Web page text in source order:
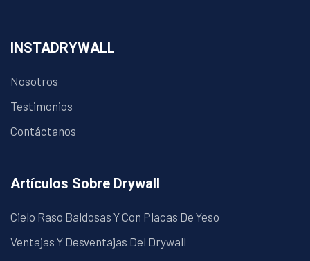
INSTADRYWALL
Nosotros
Testimonios
Contáctanos
Artículos Sobre Drywall
Cielo Raso Baldosas Y Con Placas De Yeso
Ventajas Y Desventajas Del Drywall